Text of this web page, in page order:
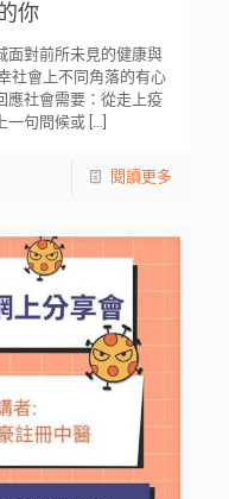
你
面對前所未見的健康與
社會上不同角落的有心
應社會需要：從走上疫
一句問候或[…]
閱讀更多